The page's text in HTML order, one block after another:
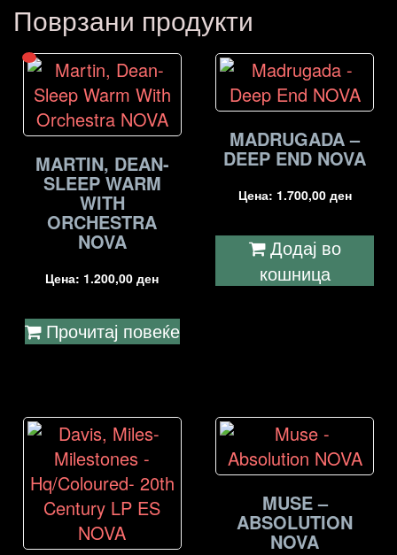
NOVA
количина
Поврзани продукти
MARTIN, DEAN-
SLEEP WARM
WITH
ORCHESTRA
NOVA
Цена: 1.200,00ден
Прочитај повеќе
MADRUGADA –
DEEP END NOVA
Цена: 1.700,00 ден
Додај во
кошница
MUSE –
ABSOLUTION
NOVA